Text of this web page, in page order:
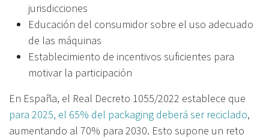
jurisdicciones
Educación del consumidor sobre el uso adecuado
de las máquinas
Establecimiento de incentivos suficientes para
motivar la participación
En España, el Real Decreto 1055/2022 establece que
para 2025, el 65% del packaging deberá ser reciclado,
aumentando al 70% para 2030. Esto supone un reto